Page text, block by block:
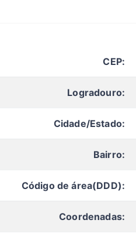
CEP:
Logradouro:
Cidade/Estado:
Bairro:
Código de área(DDD):
Coordenadas: